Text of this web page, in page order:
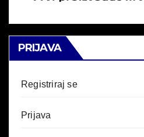
PRIJAVA
Registriraj se
Prijava